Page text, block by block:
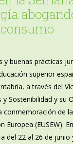
y buenas prácticas
superior
a través del
y Sostenibilidad y su
conmemoración de
Europea (EUSEW).
del 22 al 26 de junio